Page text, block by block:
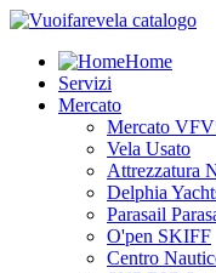
Home
Servizi
Mercato
Mercato
Vela Usato
Attrezzatura
Delphia
Parasail
O'pen SKIFF
Centro